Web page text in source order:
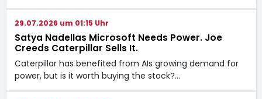
29.07.2026 um 01:15 Uhr
Satya Nadellas Microsoft Needs Power. Joe
Creeds Caterpillar Sells It.
Caterpillar has benefited from AIs growing demand for
power, but is it worth buying the stock?…